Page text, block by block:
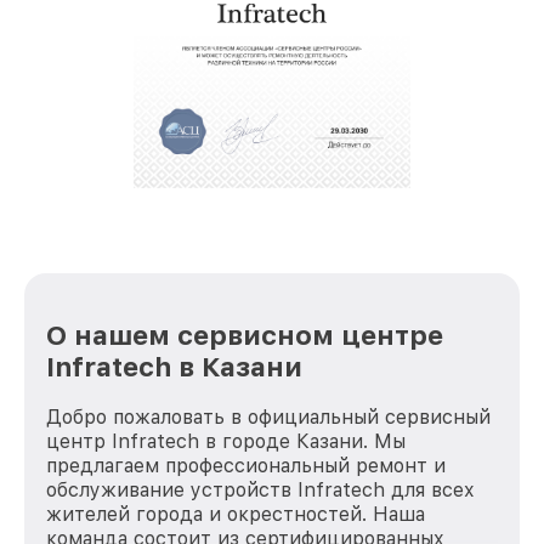
крупногабаритной техники, которые
обеспечат доставку устройств в сервис в
полной сохранности и бесплатно.
положительные отзывы и обрели отличную
репутацию. Мы постоянно совершенствуемся и
О нашем сервисном центре
Infratech в Казани
Добро пожаловать в официальный сервисный
центр Infratech в городе Казани. Мы
предлагаем профессиональный ремонт и
обслуживание устройств Infratech для всех
жителей города и окрестностей. Наша
команда состоит из сертифицированных